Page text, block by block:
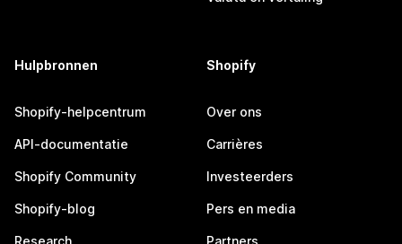
Hulpbronnen
Shopify-helpcentrum
API-documentatie
Shopify Community
Shopify-blog
Shopify
Over ons
Carrières
Investeerders
Pers en media